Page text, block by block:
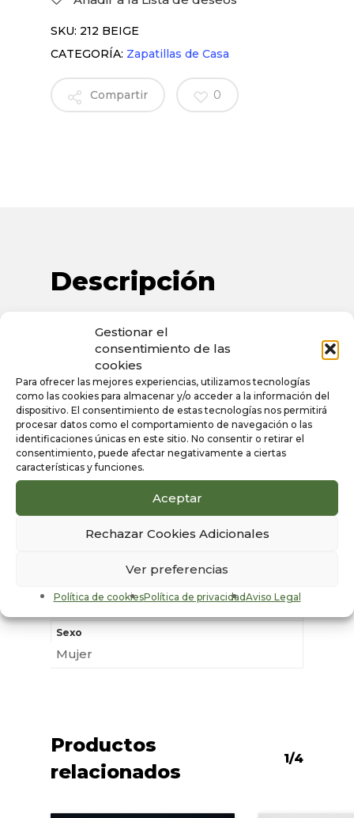
Gestionar el
consentimiento de las
cookies
Para ofrecer las mejores experiencias, utilizamos tecnologías
como las cookies para almacenar y/o acceder a la información del
dispositivo. El consentimiento de estas tecnologías nos permitirá
procesar datos como el comportamiento de navegación o las
identificaciones únicas en este sitio. No consentir o retirar el
consentimiento, puede afectar negativamente a ciertas
características y funciones.
Aceptar
Rechazar Cookies Adicionales
Ver preferencias
Política de cookiesPolítica de privacidadAviso Legal
SKU: 212 BEIGE
CATEGORÍA: Zapatillas de Casa
Compartir 0
Descripción
(16 PARES/CAJA)
CORTE Y FORRO TEXTIL
SUELA SINTÉTICA
Información
adicional
Beige
Sexo
Mujer
Productos
relacionados
1/4